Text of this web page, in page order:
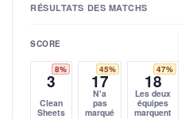
RÉSULTATS DES MATCHS
SCORE
8%
3
Clean
Sheets
45%
17
N'a
pas
marqué
47%
18
Les deux
équipes
marquent